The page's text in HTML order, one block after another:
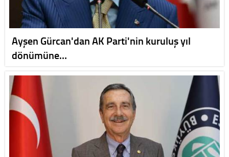
Ayşen Gürcan'dan AK Parti'nin kuruluş yıl
dönümüne…